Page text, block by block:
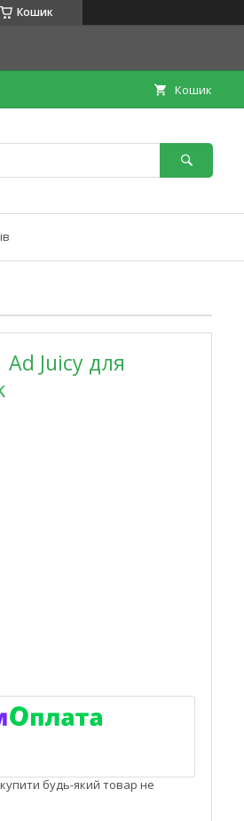
Кошик
Кошик
Ad Juicy для
будь-який товар не